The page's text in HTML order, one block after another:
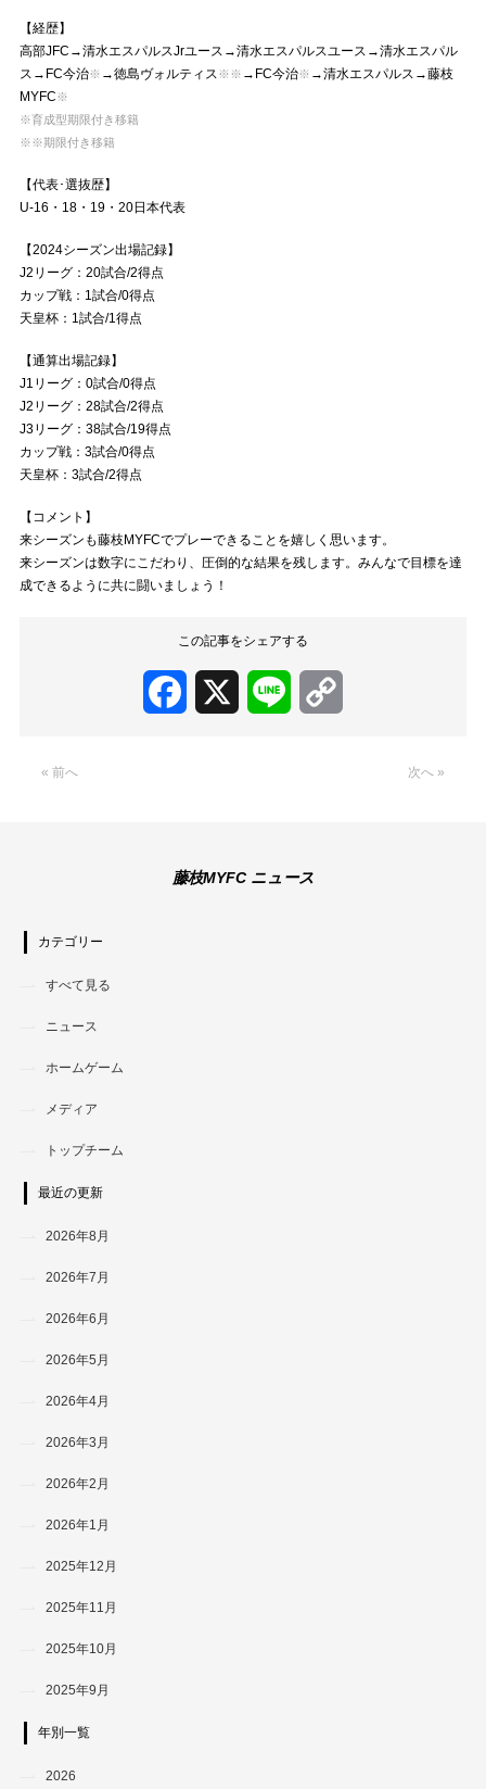
【経歴】
高部JFC→清水エスパルスJrユース→清水エスパルスユース→清水エスパル
ス→FC今治※ →徳島ヴォルティス ※※ →FC今治※ →清水エスパルス→藤枝
MYFC※
※育成型期限付き移籍
※※期限付き移籍
【代表･選抜歴】
U-16・18・19・20日本代表
【2024シーズン出場記録】
J2リーグ：20試合/2得点
カップ戦：1試合/0得点
天皇杯：1試合/1得点
【通算出場記録】
J1リーグ：0試合/0得点
J2リーグ：28試合/2得点
J3リーグ：38試合/19得点
カップ戦：3試合/0得点
天皇杯：3試合/2得点
【コメント】
来シーズンも藤枝MYFCでプレーできることを嬉しく思います。
来シーズンは数字にこだわり、圧倒的な結果を残します。みんなで目標を達
成できるように共に闘いましょう！
この記事をシェアする
Facebook Line
« 前へ 次へ »
藤枝MYFC ニュース
カテゴリー
すべて見る
ニュース
ホームゲーム
メディア
トップチーム
最近の更新
2026年8月
2026年7月
2026年6月
2026年5月
2026年4月
2026年3月
2026年2月
2026年1月
2025年12月
2025年11月
2025年10月
2025年9月
年別一覧
2026